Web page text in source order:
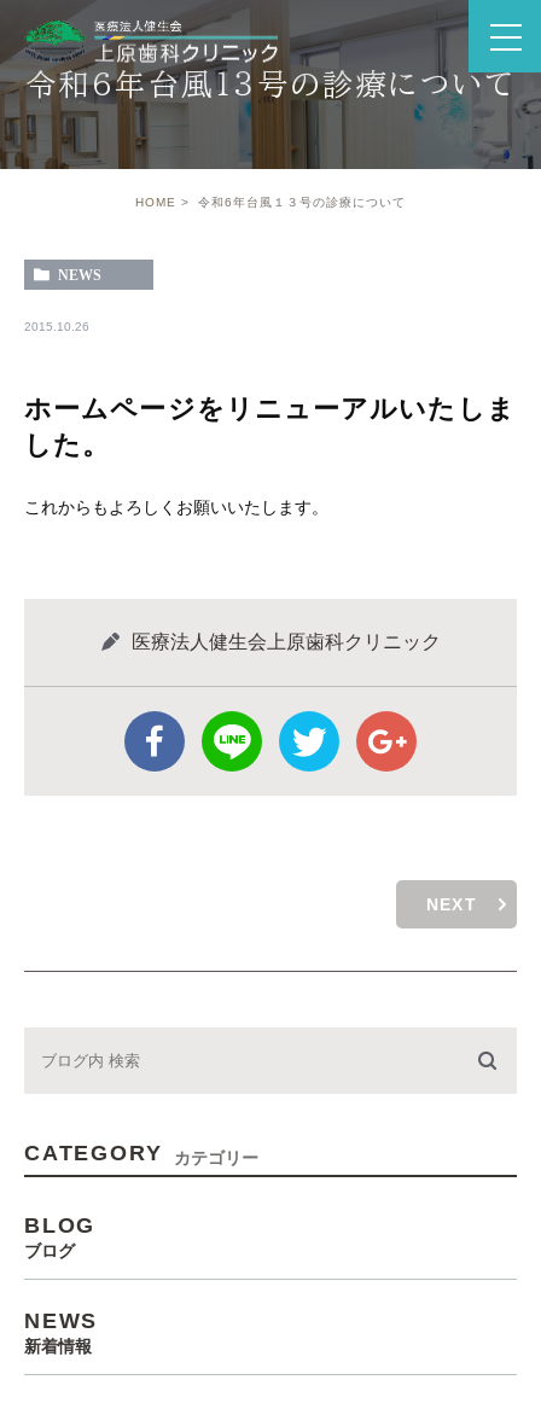
令和6年台風１３号の診療について
HOME 令和6年台風１３号の診療について
NEWS
2015.10.26
ホームページをリニューアルいたしま
した。
これからもよろしくお願いいたします。
医療法人健生会上原歯科クリニック
NEXT
CATEGORY カテゴリー
BLOG
ブログ
NEWS
新着情報